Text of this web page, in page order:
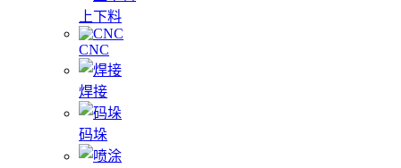
上下料
CNC
焊接
码垛